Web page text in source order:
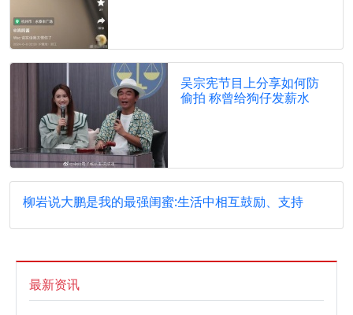
吴宗宪节目上分享如何防
偷拍 称曾给狗仔发薪水
柳岩说大鹏是我的最强闺蜜:生活中相互鼓励、支持
最新资讯